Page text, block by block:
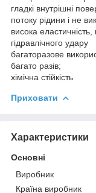
гладкі внутрішні
потоку рідини і не
висока еластичність,
гідравлічного удару
багаторазове
багато разів;
хімічна стійкість
Приховати
Характеристики
Основні
Виробник
Країна виробник